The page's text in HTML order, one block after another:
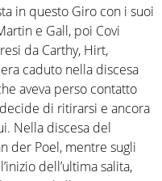
in questo Giro con i suoi
e Gall, poi Covi
da Carthy, Hirt,
caduto nella discesa
aveva perso contatto
di ritirarsi e ancora
Nella discesa del
der Poel, mentre sugli
dell’ultima salita,